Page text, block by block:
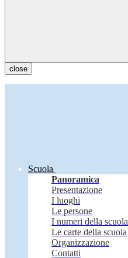
close
Scuola
Panoramica
Presentazione
I luoghi
Le persone
I numeri della scuola
Le carte della scuola
Organizzazione
Contatti